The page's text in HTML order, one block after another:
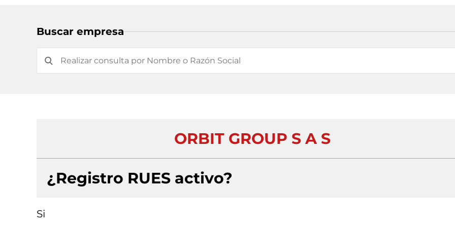
Buscar empresa
ORBIT GROUP S A S
¿Registro RUES activo?
Si